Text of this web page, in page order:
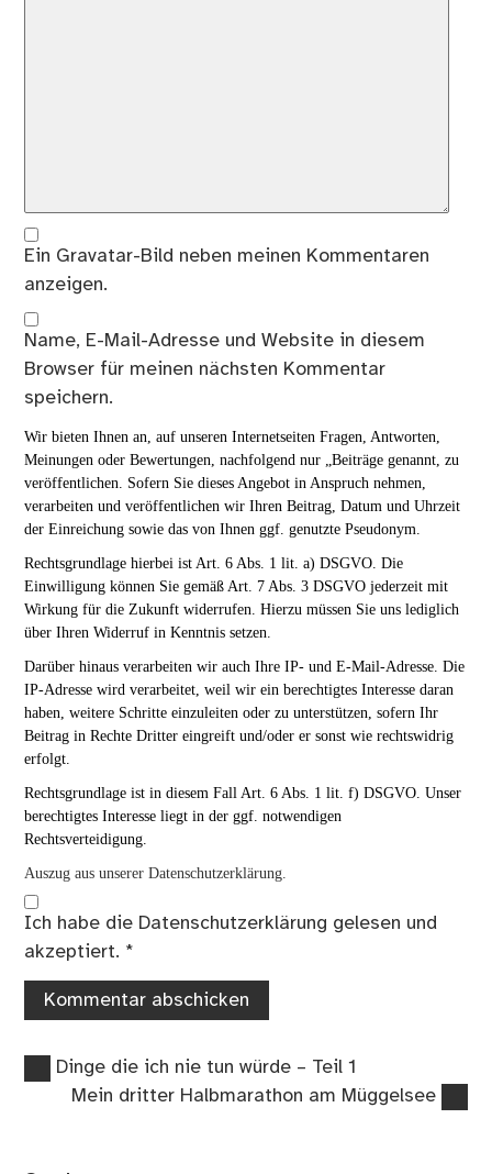
Ein Gravatar-Bild neben meinen Kommentaren
anzeigen.
Name, E-Mail-Adresse und Website in diesem
Browser für meinen nächsten Kommentar
speichern.
Wir bieten Ihnen an, auf unseren Internetseiten Fragen, Antworten,
Meinungen oder Bewertungen, nachfolgend nur „Beiträge genannt, zu
veröffentlichen. Sofern Sie dieses Angebot in Anspruch nehmen,
verarbeiten und veröffentlichen wir Ihren Beitrag, Datum und Uhrzeit
der Einreichung sowie das von Ihnen ggf. genutzte Pseudonym.
Rechtsgrundlage hierbei ist Art. 6 Abs. 1 lit. a) DSGVO. Die
Einwilligung können Sie gemäß Art. 7 Abs. 3 DSGVO jederzeit mit
Wirkung für die Zukunft widerrufen. Hierzu müssen Sie uns lediglich
über Ihren Widerruf in Kenntnis setzen.
Darüber hinaus verarbeiten wir auch Ihre IP- und E-Mail-Adresse. Die
IP-Adresse wird verarbeitet, weil wir ein berechtigtes Interesse daran
haben, weitere Schritte einzuleiten oder zu unterstützen, sofern Ihr
Beitrag in Rechte Dritter eingreift und/oder er sonst wie rechtswidrig
erfolgt.
Rechtsgrundlage ist in diesem Fall Art. 6 Abs. 1 lit. f) DSGVO. Unser
berechtigtes Interesse liegt in der ggf. notwendigen
Rechtsverteidigung.
Auszug aus unserer Datenschutzerklärung.
Ich habe die Datenschutzerklärung gelesen und
akzeptiert. *
Beitragsnavigation
Vorheriger
Beitrag:
Dinge die ich nie tun würde – Teil 1
Nächster
Mein dritter Halbmarathon am Müggelsee